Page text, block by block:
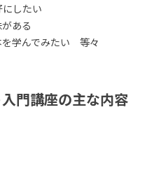
したい
ある
を学んでみたい 等々
門講座の主な内容